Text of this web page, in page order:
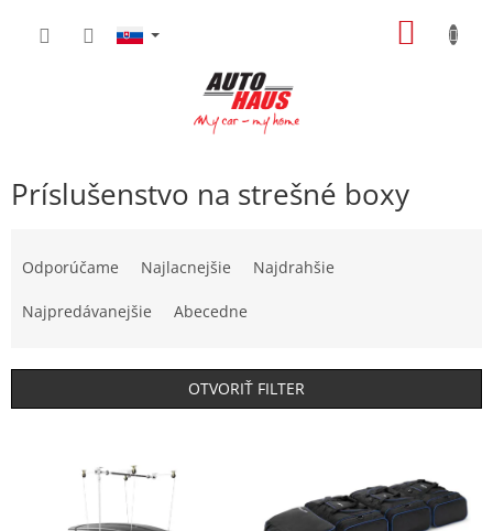
Príslušenstvo na strešné boxy
p
Odporúčame Najlacnejšie Najdrahšie
Najpredávanejšie Abecedne
OTVORIŤ FILTER